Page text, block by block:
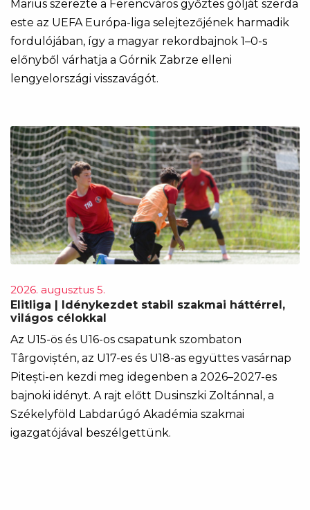
Marius szerezte a Ferencváros győztes gólját szerda
este az UEFA Európa-liga selejtezőjének harmadik
fordulójában, így a magyar rekordbajnok 1–0-s
előnyből várhatja a Górnik Zabrze elleni
lengyelországi visszavágót.
2026. augusztus 5.
Elitliga | Idénykezdet stabil szakmai háttérrel,
világos célokkal
Az U15-ös és U16-os csapatunk szombaton
Târgoviștén, az U17-es és U18-as együttes vasárnap
Pitești-en kezdi meg idegenben a 2026–2027-es
bajnoki idényt. A rajt előtt Dusinszki Zoltánnal, a
Székelyföld Labdarúgó Akadémia szakmai
igazgatójával beszélgettünk.